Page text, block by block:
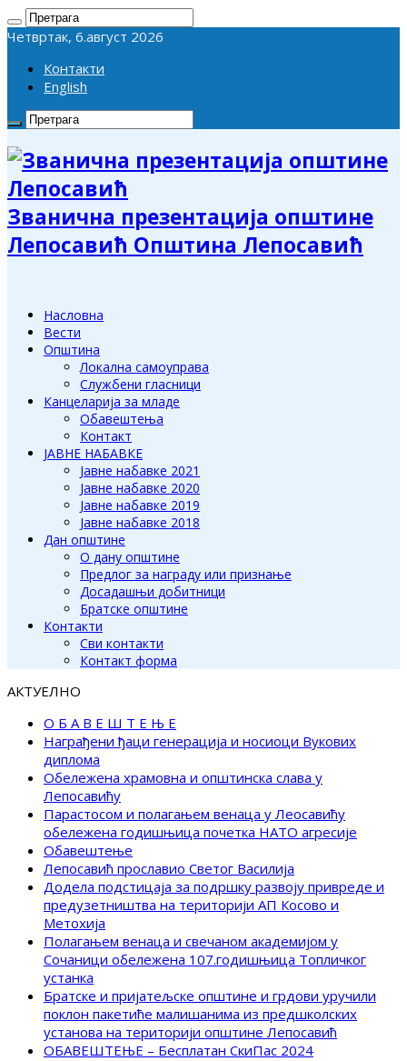
Четвртак, 6.август 2026
Контакти
English
Званична презентација општине
Лепосавић Општина Лепосавић
Насловна
Вести
Општина
Локална самоуправа
Службени гласници
Канцеларија за младе
Обавештења
Контакт
ЈАВНЕ НАБАВКЕ
Јавне набавке 2021
Јавне набавке 2020
Јавне набавке 2019
Јавне набавке 2018
Дан општине
О дану општине
Предлог за награду или признање
Досадашњи добитници
Братске општине
Контакти
Сви контакти
Контакт форма
АКТУЕЛНО
О Б А В Е Ш Т Е Њ Е
Награђени ђаци генерација и носиоци Вукових
диплома
Обележена храмовна и општинска слава у
Лепосавићу
Парастосом и полагањем венаца у Леосавићу
обележена годишњица почетка НАТО агресије
Обавештење
Лепосавић прославио Светог Василија
Додела подстицаја за подршку развоју привреде и
предузетништва на територији АП Косово и
Метохија
Полагањем венаца и свечаном академијом у
Сочаници обележена 107.годишњица Топличког
устанка
Братске и пријатељске општине и грдови уручили
поклон пакетиће малишанима из предшколских
установа на територији општине Лепосавић
ОБАВЕШТЕЊЕ – Бесплатан СкиПас 2024